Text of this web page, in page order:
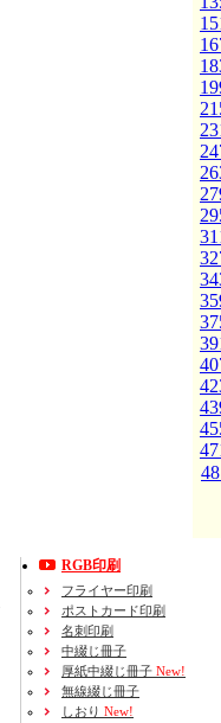
RGB印刷
フライヤー印刷
ポストカード印刷
名刺印刷
中綴じ冊子
厚紙中綴じ冊子 New!
無線綴じ冊子
しおり New!